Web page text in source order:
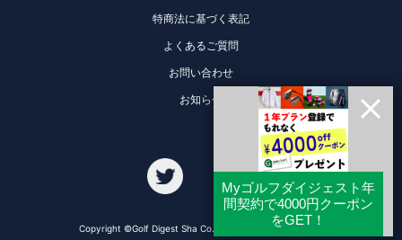
特商法に基づく表記
よくあるご質問
お問い合わせ
お知らせ
Copyright ©Golf Digest Sha Co., Ltd. All Rights Reserved.